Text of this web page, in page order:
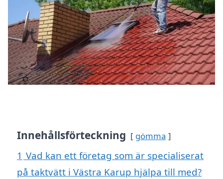
Innehållsförteckning gömma
1 Vad kan ett företag som är specialiserat
på taktvätt i Västra Karup hjälpa till med?